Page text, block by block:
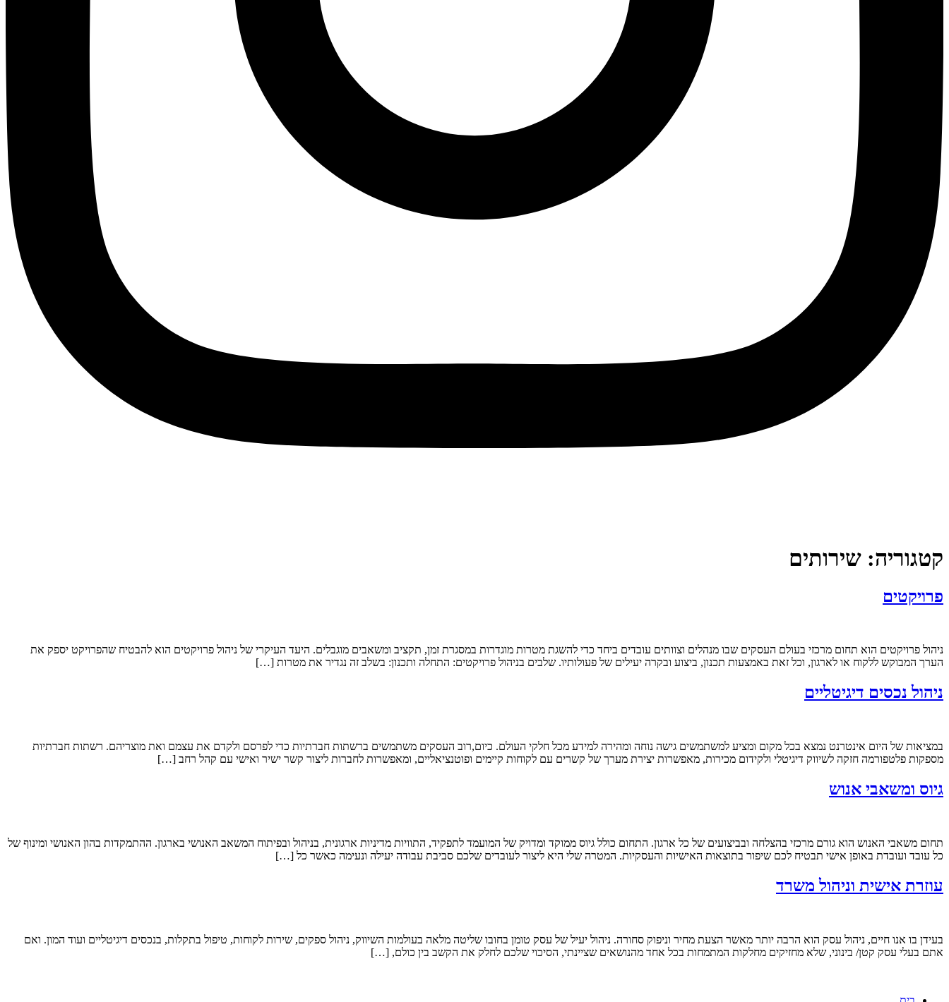
קטגוריה: שירותים
פרויקטים
ניהול פרויקטים הוא תחום מרכזי בעולם העסקים שבו מנהלים וצוותים עובדים ביחד כדי להשגת מטרות מוגדרות במסגרת זמן, תקציב ומשאבים מוגבלים. היעד העיקרי של ניהול פרויקטים הוא להבטיח שהפרויקט יספק את
הערך המבוקש ללקוח או לארגון, וכל זאת באמצעות תכנון, ביצוע ובקרה יעילים של פעולותיו. שלבים בניהול פרויקטים: התחלה ותכנון: בשלב זה נגדיר את מטרות […]
ניהול נכסים דיגיטליים
במציאות של היום אינטרנט נמצא בכל מקום ומציע למשתמשים גישה נוחה ומהירה למידע מכל חלקי העולם. כיום,רוב העסקים משתמשים ברשתות חברתיות כדי לפרסם ולקדם את עצמם ואת מוצריהם. רשתות חברתיות
מספקות פלטפורמה חזקה לשיווק דיגיטלי ולקידום מכירות, מאפשרות יצירת מערך של קשרים עם לקוחות קיימים ופוטנציאליים, ומאפשרות לחברות ליצור קשר ישיר ואישי עם קהל רחב […]
גיוס ומשאבי אנוש
תחום משאבי האנוש הוא גורם מרכזי בהצלחה ובביצועים של כל ארגון. התחום כולל גיוס ממוקד ומדויק של המועמד לתפקיד, התוויות מדיניות ארגונית, בניהול ובפיתוח המשאב האנושי בארגון. ההתמקדות בהון האנושי ומינוף של
כל עובד ועובדת באופן אישי תבטיח לכם שיפור בתוצאות האישיות והעסקיות. המטרה שלי היא ליצור לעובדים שלכם סביבת עבודה יעילה ונעימה כאשר כל […]
עוזרת אישית וניהול משרד
בעידן בו אנו חיים, ניהול עסק הוא הרבה יותר מאשר הצעת מחיר וניפוק סחורה. ניהול יעיל של עסק טומן בחובו שליטה מלאה בעולמות השיווק, ניהול ספקים, שירות לקוחות, טיפול בתקלות, בנכסים דיגיטליים ועוד המון. ואם
אתם בעלי עסק קטן/ בינוני, שלא מחזיקים מחלקות המתמחות בכל אחד מהנושאים שציינתי, הסיכוי שלכם לחלק את הקשב בין כולם, […]